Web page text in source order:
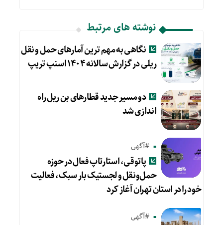
نوشته های مرتبط
نگاهی به مهم ترین آمارهای حمل و نقل
ریلی در گزارش سالانه ۱۴۰۴ اسنپ تریپ
دو مسیر جدید قطارهای بن ریل راه
اندازی شد
#آگهی
پاتوقی، استارتاپ فعال در حوزه
حمل‌ونقل و لجستیک بار سبک، فعالیت
خود را در استان تهران آغاز کرد
#آگهی